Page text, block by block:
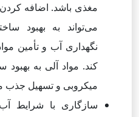
مغذی باشد. اضافه
می‌تواند به بهبود
نگهداری آب و تأمین
کند. مواد آلی به
میکروبی و تسهیل جذب
سازگاری با شرایط